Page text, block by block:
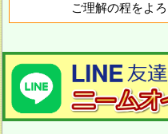
ご理解の程をよ